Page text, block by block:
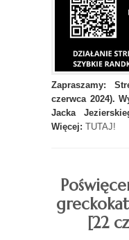
Zapraszamy:
czerwca 2024).
Jacka
Więcej: TUTAJ!
[22